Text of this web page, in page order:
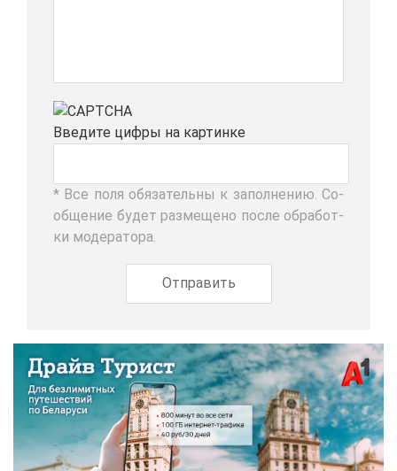
Вве­ди­те циф­ры на кар­тин­ке
* Все по­ля обя­за­тель­ны к за­пол­не­нию. Со­
об­ще­ние бу­дет раз­ме­ще­но по­сле об­ра­бот­
ки мо­де­ра­то­ра.